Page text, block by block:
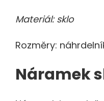
Materiál: sklo
Rozměry:
Náramek